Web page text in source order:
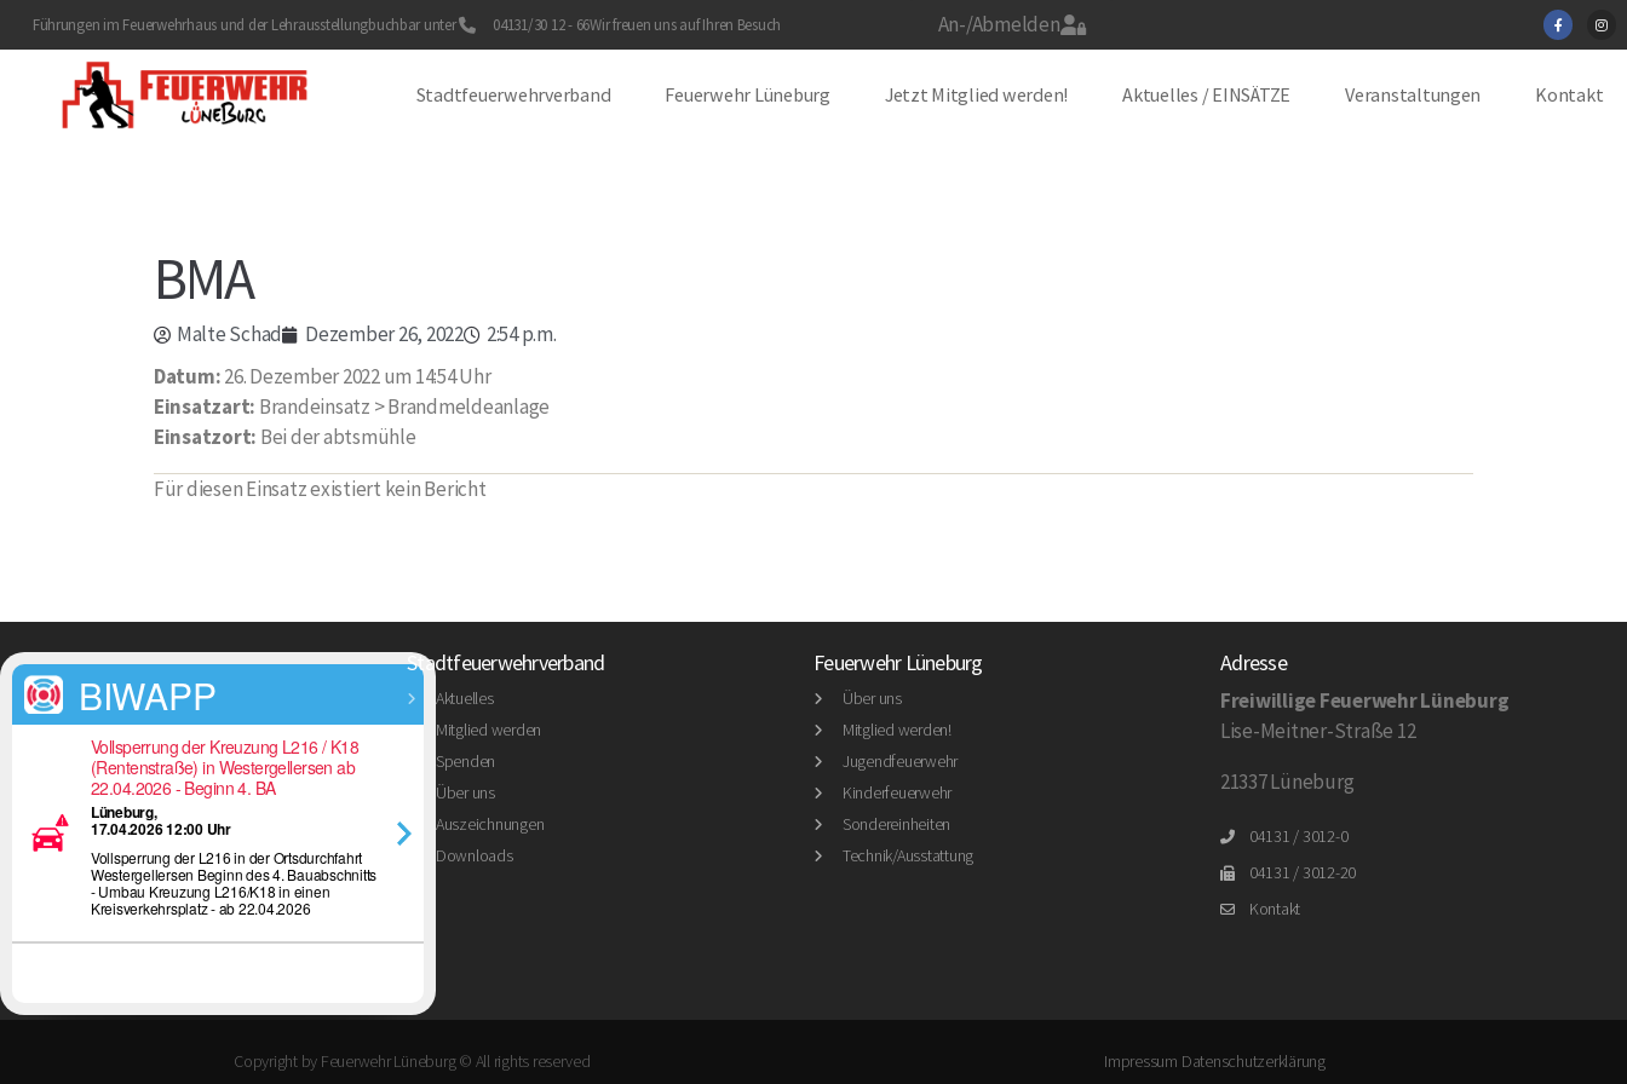
Führungen im Feuerwehrhaus und der Lehrausstellungbuchbar unter 04131/30 12 - 66Wir freuen uns auf Ihren Besuch An-/Abmelden
Stadtfeuerwehrverband Feuerwehr Lüneburg Jetzt Mitglied werden! Aktuelles / EINSÄTZE Veranstaltungen Kontakt
BMA
Malte Schad Dezember 26, 2022
2:54 p.m.
Datum:26. Dezember 2022 um 14:54 Uhr
Einsatzart: Brandeinsatz > Brandmeldeanlage
Einsatzort: Bei der abtsmühle
Für diesen Einsatz existiert kein Bericht
BIWAPP
Vollsperrung der Kreuzung L216 / K18
(Rentenstraße) in Westergellersen ab
22.04.2026 - Beginn 4. BA
Lüneburg,
17.04.2026 12:00 Uhr
Vollsperrung der L216 in der Ortsdurchfahrt
Westergellersen Beginn des 4. Bauabschnitts
- Umbau Kreuzung L216/K18 in einen
Kreisverkehrsplatz - ab 22.04.2026
Stadtfeuerwehrverband
Aktuelles
Mitglied werden
Spenden
Über uns
Auszeichnungen
Downloads
Feuerwehr Lüneburg
Über uns
Mitglied werden!
Jugendfeuerwehr
Kinderfeuerwehr
Sondereinheiten
Technik/Ausstattung
Adresse
Freiwillige Feuerwehr Lüneburg
Lise-Meitner-Straße 12
21337 Lüneburg
04131 / 3012-0
04131 / 3012-20
Kontakt
Copyright by Feuerwehr Lüneburg © All rights reserved Impressum Datenschutzerklärung